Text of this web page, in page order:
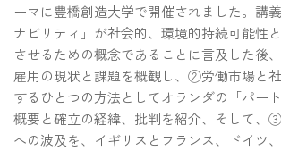
ーマに豊橋創造大学で開催されました。講
ナビリティ」が社会的、環境的持続可能性
させるための概念であることに言及した後
雇用の現状と課題を概観し、②労働市場と
するひとつの方法としてオランダの「パー
概要と確立の経緯、批判を紹介、そして、
への波及を、イギリスとフランス、ドイツ